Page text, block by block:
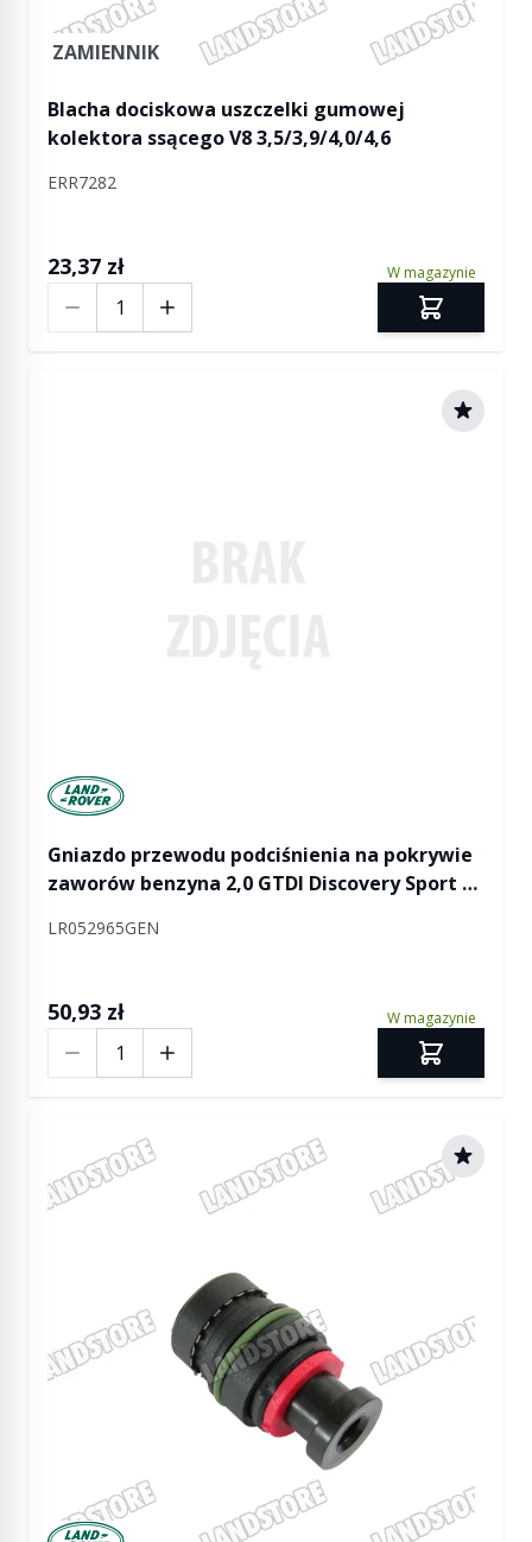
ZAMIENNIK
Blacha dociskowa uszczelki gumowej
kolektora ssącego V8 3,5/3,9/4,0/4,6
ERR7282
23,37 zł W magazynie
Manufactured by Land rover
Gniazdo przewodu podciśnienia na pokrywie
zaworów benzyna 2,0 GTDI Discovery Sport /
Evoque
LR052965GEN
50,93 zł W magazynie
Manufactured by Land rover